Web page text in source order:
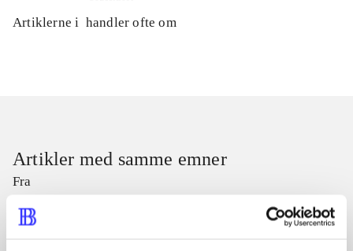
Artiklerne i handler ofte om
Artikler med samme emner
Fra